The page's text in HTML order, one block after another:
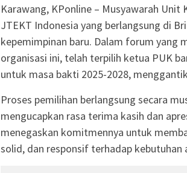
Karawang, KPonline – Musyawarah Unit
JTEKT Indonesia yang berlangsung di
kepemimpinan baru. Dalam forum yang
organisasi ini, telah terpilih ketua PUK
untuk masa bakti 2025-2028,
Proses pemilihan berlangsung secara
mengucapkan rasa terima kasih dan
menegaskan komitmennya untuk
solid, dan responsif terhadap kebutuhan